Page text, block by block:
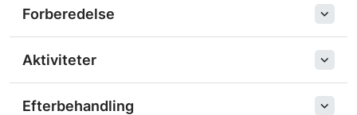
Forberedelse
Aktiviteter
Efterbehandling